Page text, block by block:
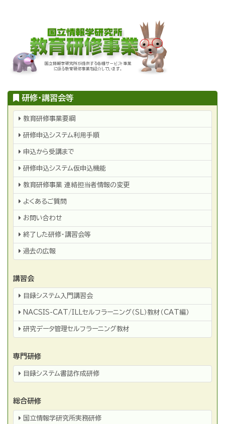
研修・講習会等
修・
講
習
会
等
教育研修事業要綱
研修申込システム利用手順
申込から受講まで
研修申込システム仮申込機能
教育研修事業 連絡担当者情報の変更
よくあるご質問
お問い合わせ
終了した研修・講習会等
過去の広報
講習会
目録システム入門講習会
NACSIS-CAT/ILLセルフラーニング（SL）教材（CAT編）
研究データ管理セルフラーニング教材
専門研修
目録システム書誌作成研修
総合研修
国立情報学研究所実務研修